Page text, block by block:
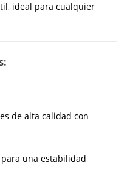
ideal para cualquier
de alta calidad con
una estabilidad